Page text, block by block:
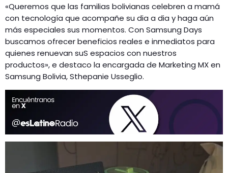
«Queremos que las familias bolivianas celebren a mamá
con tecnología que acompañe su dia a dia y haga aún
más especiales sus momentos. Con Samsung Days
buscamos ofrecer beneficios reales e inmediatos para
quienes renuevan suS espacios con nuestros
productos», e destaco la encargada de Marketing MX en
Samsung Bolivia, Sthepanie Usseglio.